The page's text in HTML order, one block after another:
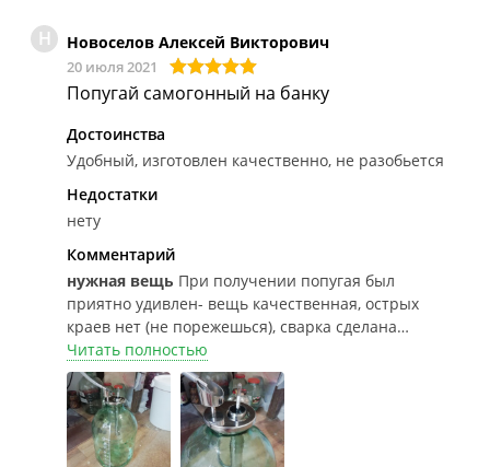
Н Новоселов Алексей Викторович
20 июля 2021
Попугай самогонный на банку
Достоинства
Удобный, изготовлен качественно, не разобьется
Недостатки
нету
Комментарий
нужная вещь При получении попугая был
приятно удивлен- вещь качественная, острых
краев нет (не порежешься), сварка сделана
обалденно, хвала производителю.При
производстве вкусняхи, я считаю незаменимая
вещь, поставил и контролируешь. Лишних
телодвижений нет. До этого был стеклянный......
Разбился)
Читать полностью